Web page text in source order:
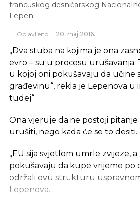
francuskog desničarskog
Lepen.
Objavljeno 20. maj 2016.
„Dva stuba na kojima je ona
evro – su u procesu urušavanja.
u kojoj oni pokušavaju da učine
građevinu“, rekla je Lepenova u
tudej“.
Ona vjeruje da ne postoji pitanje
urušiti, nego kada će se to desiti.
„EU sija svjetlom umrle zvijeze,
pokušavaju da kupe vrijeme po
održali ovu strukturu
Lepenova.